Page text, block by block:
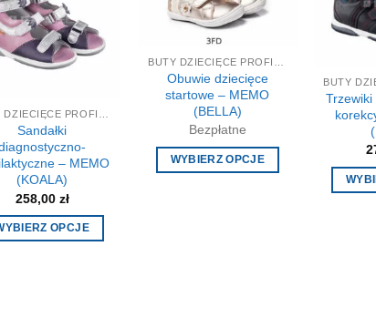
BUTY DZIECIĘCE PROFILAKTYCZNE-KOREKCYJNE
Sandałki
– MEMO
(KOALA)
258,00 zł
OPCJE
Obuwie dziecięce
startowe – MEMO
(BELLA)
Bezpłatne
WYBIERZ OPCJE